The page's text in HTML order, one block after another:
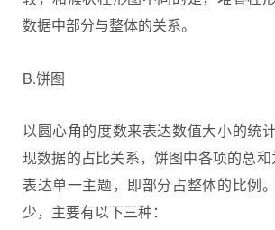
数据中部分与整体的关系。
B.饼图
以圆心角的度数来表达数值大小的统
现数据的占比关系，饼图中各项的总
表达单一主题，即部分占整体的比例
少，主要有以下三种：